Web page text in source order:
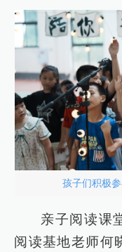
孩子们积极
亲子阅读课
阅读基地老师何